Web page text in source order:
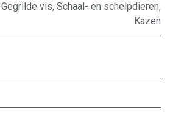
Gegrilde vis, Schaal- en schelpdieren,
Kazen